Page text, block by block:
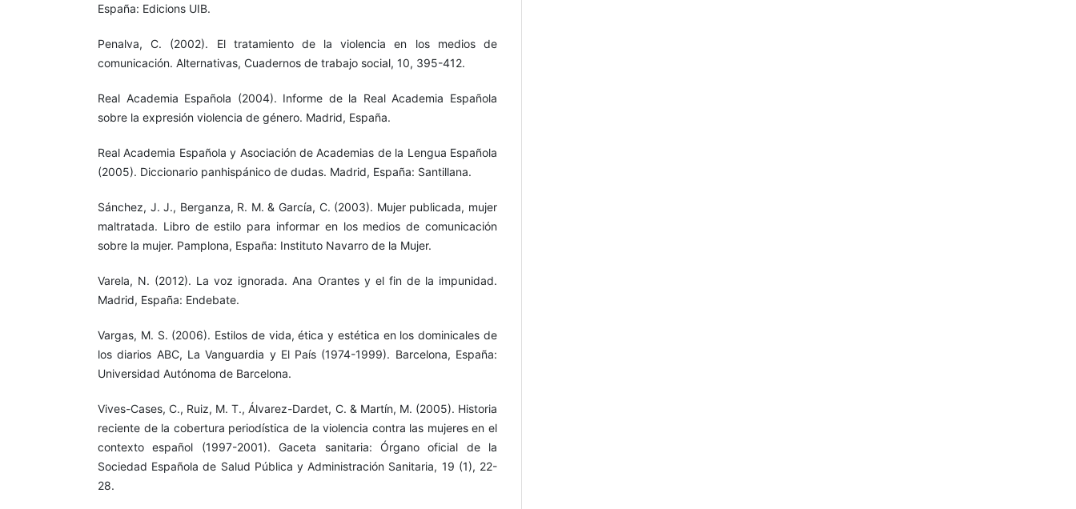
España: Edicions UIB.
Penalva, C. (2002). El tratamiento de la violencia en los medios de
comunicación. Alternativas, Cuadernos de trabajo social, 10, 395-412.
Real Academia Española (2004). Informe de la Real Academia Española
sobre la expresión violencia de género. Madrid, España.
Real Academia Española y Asociación de Academias de la Lengua Española
(2005). Diccionario panhispánico de dudas. Madrid, España: Santillana.
Sánchez, J. J., Berganza, R. M. & García, C. (2003). Mujer publicada, mujer
maltratada. Libro de estilo para informar en los medios de comunicación
sobre la mujer. Pamplona, España: Instituto Navarro de la Mujer.
Varela, N. (2012). La voz ignorada. Ana Orantes y el fin de la impunidad.
Madrid, España: Endebate.
Vargas, M. S. (2006). Estilos de vida, ética y estética en los dominicales de
los diarios ABC, La Vanguardia y El País (1974-1999). Barcelona, España:
Universidad Autónoma de Barcelona.
Vives-Cases, C., Ruiz, M. T., Álvarez-Dardet, C. & Martín, M. (2005). Historia
reciente de la cobertura periodística de la violencia contra las mujeres en el
contexto español (1997-2001). Gaceta sanitaria: Órgano oficial de la
Sociedad Española de Salud Pública y Administración Sanitaria, 19 (1), 22-
28.